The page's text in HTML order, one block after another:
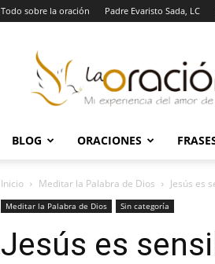
Todo sobre la oración Padre Evaristo Sada, LC
Oración
BLOG ORACIONES
Inicio Meditar la Palabra de Dios Jesús es
Meditar la Palabra de Dios Sin categoría
Jesús es